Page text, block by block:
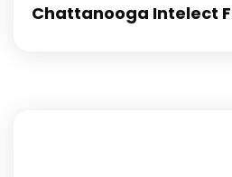
Chattanooga Intelect